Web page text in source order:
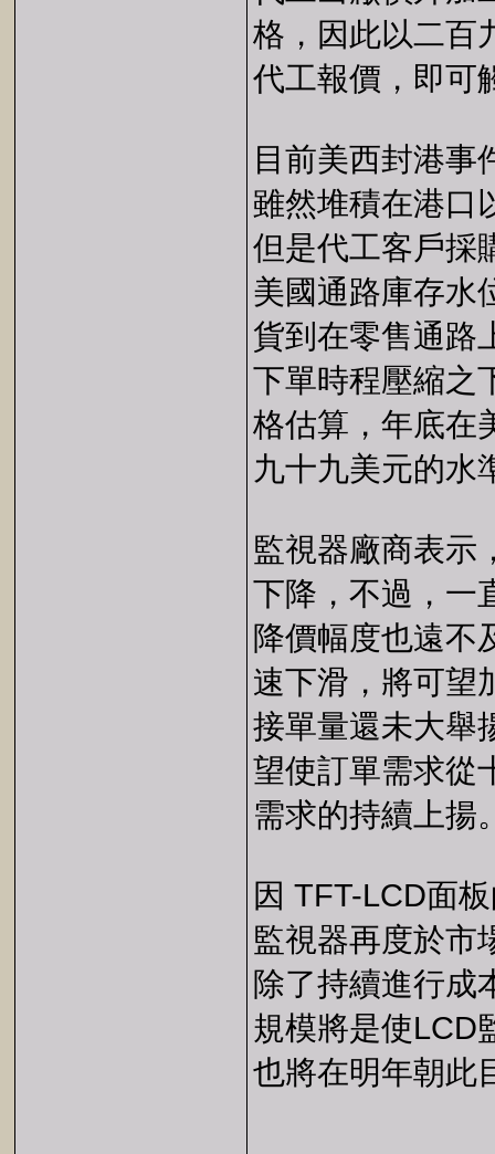
格，因此以二百
代工報價，即可
目前美西封港事
雖然堆積在港口
但是代工客戶採
美國通路庫存水
貨到在零售通路
下單時程壓縮之
格估算，年底在
九十九美元的水
監視器廠商表示
下降，不過，一
降價幅度也遠不
速下滑，將可望
接單量還未大舉
望使訂單需求從
需求的持續上揚
因 TFT-LCD面
監視器再度於市
除了持續進行成
規模將是使LCD
也將在明年朝此